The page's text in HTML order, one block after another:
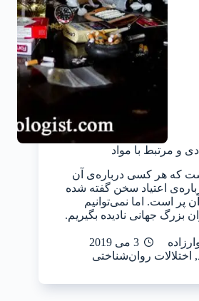
و مرتبط با مواد
که هر کسی درباره‌ی آن
اعتیاد سخن گفته شده
است. اما نمی‌توانیم
بزرگ جهانی نادیده بگیریم.
3 می 2019
, اختلالات روان‌شناختی